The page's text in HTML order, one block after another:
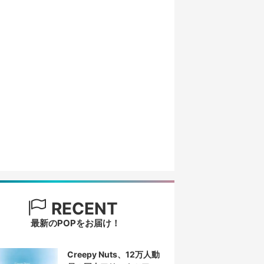
RECENT
最新のPOPをお届け！
Creepy Nuts、12万人動